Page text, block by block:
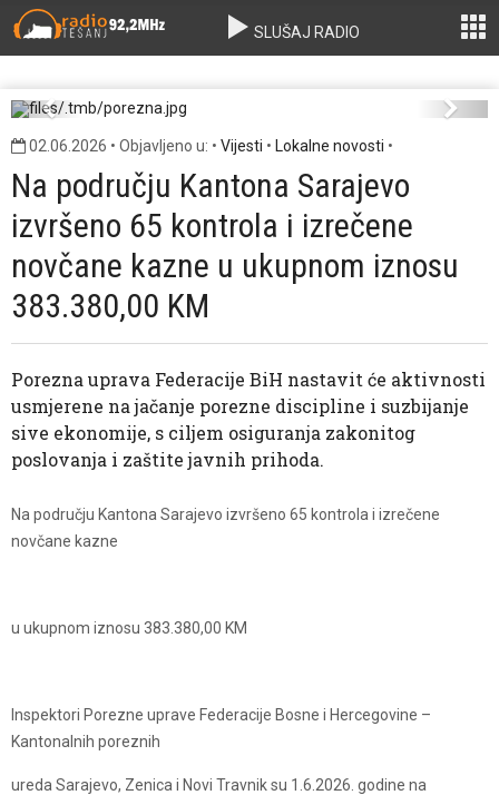
SLUŠAJ RADIO
Previous Next
02.06.2026 • Objavljeno u: • Vijesti • Lokalne novosti •
Na području Kantona Sarajevo
izvršeno 65 kontrola i izrečene
novčane kazne u ukupnom iznosu
383.380,00 KM
Porezna uprava Federacije BiH nastavit će aktivnosti
usmjerene na jačanje porezne discipline i suzbijanje
sive ekonomije, s ciljem osiguranja zakonitog
poslovanja i zaštite javnih prihoda.
Na području Kantona Sarajevo izvršeno 65 kontrola i izrečene
novčane kazne
u ukupnom iznosu 383.380,00 KM
Inspektori Porezne uprave Federacije Bosne i Hercegovine –
Kantonalnih poreznih
ureda Sarajevo, Zenica i Novi Travnik su 1.6.2026. godine na